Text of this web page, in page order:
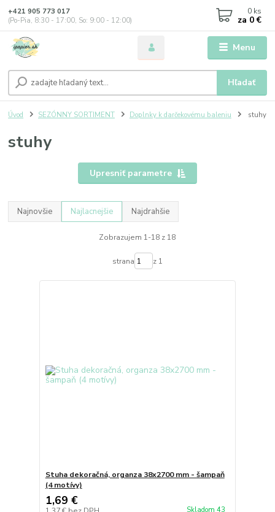
Menu
Hľadať
+421 905 773 017
(Po-Pia, 8:30 - 17:00, So: 9:00 - 12:00)
0 ks
za 0 €
Úvod SEZÓNNY SORTIMENT Doplnky k darčekovému baleniu stuhy
stuhy
Upresniť parametre
Najnovšie Najlacnejšie Najdrahšie
Zobrazujem 1-18 z 18
strana z 1
Stuha dekoračná, organza 38x2700 mm - šampaň
(4 motívy)
1,69 €
Skladom 43